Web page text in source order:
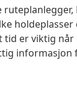
er viktig